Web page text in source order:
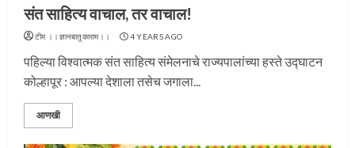
संत साहित्य वाचाल, तर वाचाल!
टीम ।।ज्ञानबातुकाराम।। 4 YEARS AGO
पहिल्या विश्‍वात्मक संत साहित्य संमेलनाचे राज्यपालांच्या हस्ते उद्घाटन
कोल्हापूर : आपल्या देशाला तसेच जगाला...
आणखी